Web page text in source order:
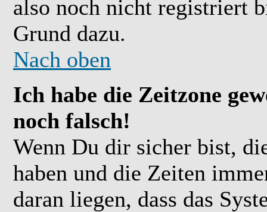
also noch nicht registriert
Grund dazu.
Nach oben
Ich habe die Zeitzone
noch falsch!
Wenn Du dir sicher bist,
haben und die Zeiten
daran liegen, dass das